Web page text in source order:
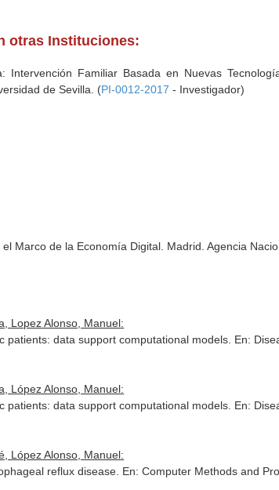
otras Instituciones:
Familiar Basada en Nuevas
de Sevilla. (PI-0012-2017 - Investigador)
Marco de la Economía Digital. Madrid. Agencia
Lopez Alonso, Manuel:
data support computational models. En:
López Alonso, Manuel:
data support computational models. En:
López Alonso, Manuel:
reflux disease. En: Computer Methods and